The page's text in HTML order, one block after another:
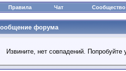
Правила Чат Сообщество
форума
Извините, нет совпадений.